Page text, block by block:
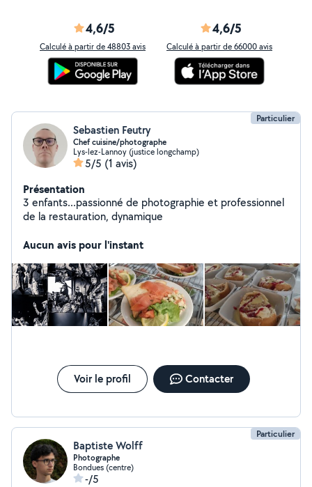
4,6/5
Calculé à partir de 48803 avis
4,6/5
Calculé à partir de 66000 avis
Particulier
Sebastien Feutry
Chef cuisine/photographe
Lys-lez-Lannoy (justice longchamp)
5/5 (1 avis)
Présentation
3 enfants...passionné de photographie et professionnel
de la restauration, dynamique
Aucun avis pour l'instant
Voir le profil Contacter
Particulier
Baptiste Wolff
Photographe
Bondues (centre)
-/5